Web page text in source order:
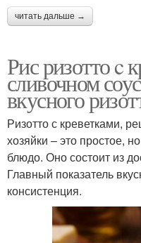
читать дальше →
Рис ризотто c
сливочном
вкусного
Ризотто с креветками,
хозяйки – это простое,
блюдо. Оно состоит из
Главный показатель
консистенция.